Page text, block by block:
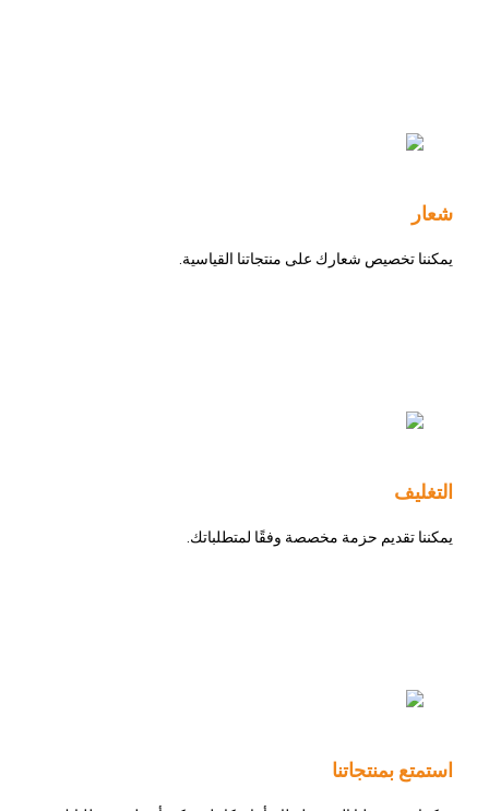
شعار
يمكننا تخصيص شعارك على منتجاتنا القياسية.
التغليف
يمكننا تقديم حزمة مخصصة وفقًا لمتطلباتك.
استمتع بمنتجاتنا